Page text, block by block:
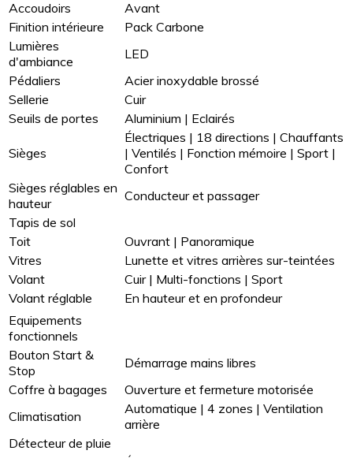
Accoudoirs
Avant
Finition intérieure
Pack Carbone
Lumières
d'ambiance
LED
Pédaliers
Acier inoxydable brossé
Sellerie
Cuir
Seuils de portes
Aluminium | Eclairés
Sièges
Électriques | 18 directions | Chauffants
| Ventilés | Fonction mémoire | Sport |
Confort
Sièges réglables en
hauteur
Conducteur et passager
Tapis de sol
Toit
Ouvrant | Panoramique
Vitres
Lunette et vitres arrières sur-teintées
Volant
Cuir | Multi-fonctions | Sport
Volant réglable
En hauteur et en profondeur
Equipements
fonctionnels
Bouton Start &
Stop
Démarrage mains libres
Coffre à bagages
Ouverture et fermeture motorisée
Climatisation
Automatique | 4 zones | Ventilation
arrière
Détecteur de pluie